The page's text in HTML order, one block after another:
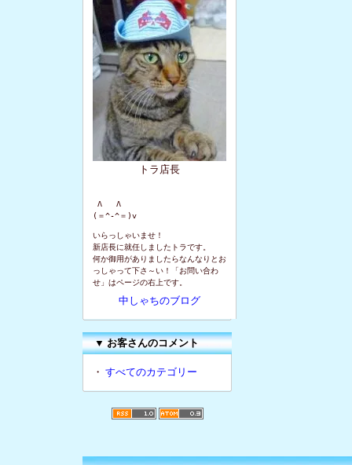
トラ店長
Λ   Λ
(＝^-^＝)v
いらっしゃいませ！
新店長に就任しましたトラです。
何か御用がありましたらなんなりとお
っしゃって下さ～い！「お問い合わ
せ」はページの右上です。
中しゃちのブログ
▼お客さんのコメント
・ すべてのカテゴリー